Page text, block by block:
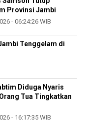
Provinsi Jambi
- 06:24:26 WIB
Tenggelam di
Diduga Nyaris
Tua Tingkatkan
- 16:17:35 WIB